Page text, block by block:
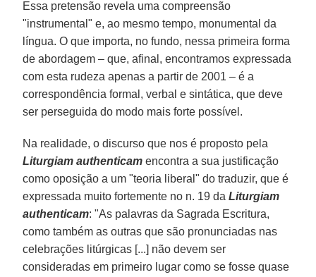
Essa pretensão revela uma compreensão
"instrumental" e, ao mesmo tempo, monumental da
língua. O que importa, no fundo, nessa primeira forma
de abordagem – que, afinal, encontramos expressada
com esta rudeza apenas a partir de 2001 – é a
correspondência formal, verbal e sintática, que deve
ser perseguida do modo mais forte possível.
Na realidade, o discurso que nos é proposto pela
Liturgiam authenticam encontra a sua justificação
como oposição a um "teoria liberal" do traduzir, que é
expressada muito fortemente no n. 19 daLiturgiam
authenticam: "As palavras da Sagrada Escritura,
como também as outras que são pronunciadas nas
celebrações litúrgicas [...] não devem ser
consideradas em primeiro lugar como se fosse quase